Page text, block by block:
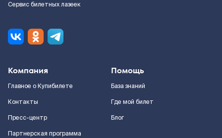
Сервис билетных лазеек
Компания
Главное о Купибилете
Контакты
Пресс-центр
Партнерская программа
Помощь
База знаний
Где мой билет
Блог